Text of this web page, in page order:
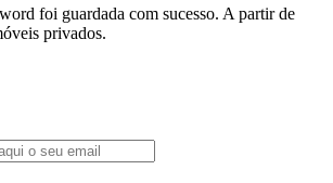
foi guardada com sucesso. A partir de
privados.